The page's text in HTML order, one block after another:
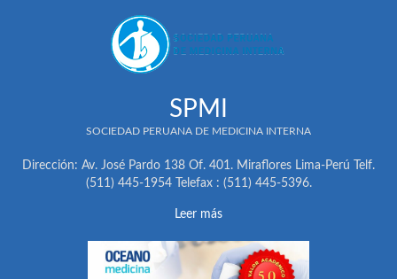
SPMI
SOCIEDAD PERUANA DE MEDICINA INTERNA
Dirección: Av. José Pardo 138 Of. 401. Miraflores Lima-Perú Telf.
(511) 445-1954 Telefax : (511) 445-5396.
Leer más